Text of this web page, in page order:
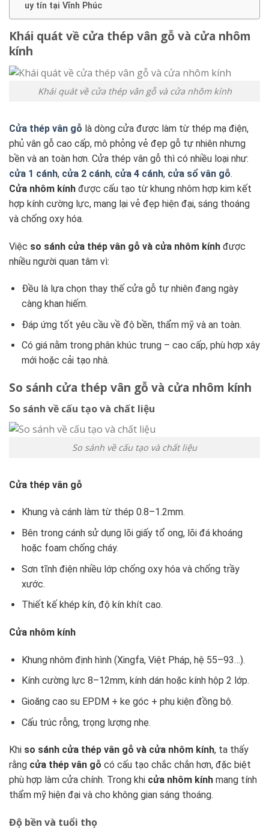
uy tín tại Vĩnh Phúc
Khái quát về cửa thép vân gỗ và cửa nhôm
kính
Khái quát về cửa thép vân gỗ và cửa nhôm kính
Cửa thép vân gỗ là dòng cửa được làm từ thép mạ điện,
phủ vân gỗ cao cấp, mô phỏng vẻ đẹp gỗ tự nhiên nhưng
bền và an toàn hơn. Cửa thép vân gỗ thì có nhiều loại như:
cửa 1 cánh, cửa 2 cánh, cửa 4 cánh, cửa sổ vân gỗ.
Cửa nhôm kính được cấu tạo từ khung nhôm hợp kim kết
hợp kính cường lực, mang lại vẻ đẹp hiện đại, sáng thoáng
và chống oxy hóa.
Việc so sánh cửa thép vân gỗ và cửa nhôm kính được
nhiều người quan tâm vì:
Đều là lựa chọn thay thế cửa gỗ tự nhiên đang ngày
càng khan hiếm.
Đáp ứng tốt yêu cầu về độ bền, thẩm mỹ và an toàn.
Có giá nằm trong phân khúc trung – cao cấp, phù hợp xây
mới hoặc cải tạo nhà.
So sánh cửa thép vân gỗ và cửa nhôm kính
So sánh về cấu tạo và chất liệu
So sánh về cấu tạo và chất liệu
Cửa thép vân gỗ
Khung và cánh làm từ thép 0.8–1.2mm.
Bên trong cánh sử dụng lõi giấy tổ ong, lõi đá khoáng
hoặc foam chống cháy.
Sơn tĩnh điện nhiều lớp chống oxy hóa và chống trầy
xước.
Thiết kế khép kín, độ kín khít cao.
Cửa nhôm kính
Khung nhôm định hình (Xingfa, Việt Pháp, hệ 55–93…).
Kính cường lực 8–12mm, kính dán hoặc kính hộp 2 lớp.
Gioăng cao su EPDM + ke góc + phụ kiện đồng bộ.
Cấu trúc rỗng, trọng lượng nhẹ.
Khi so sánh cửa thép vân gỗ và cửa nhôm kính, ta thấy
rằng cửa thép vân gỗ có cấu tạo chắc chắn hơn, đặc biệt
phù hợp làm cửa chính. Trong khi cửa nhôm kính mang tính
thẩm mỹ hiện đại và cho không gian sáng thoáng.
Độ bền và tuổi thọ